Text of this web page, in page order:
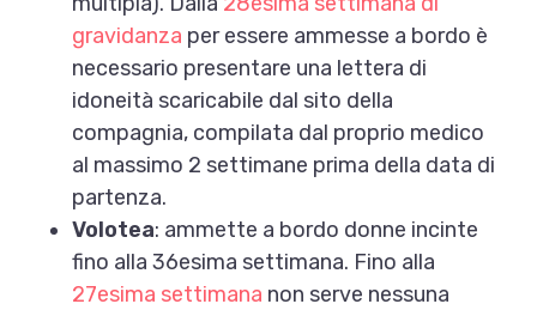
gravidanza per essere ammesse a bordo è
necessario presentare una lettera di
idoneità scaricabile dal sito della
compagnia, compilata dal proprio medico
al massimo 2 settimane prima della data di
partenza.
Volotea: ammette a bordo donne incinte
fino alla 36esima settimana. Fino alla
27esima settimana non serve nessuna